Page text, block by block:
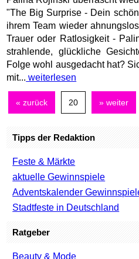
"The Big Surprise - Dein
ihrem Team wieder
Trauer oder Ratlosigkeit -
strahlende, glückliche
Folge wohl ausgedacht hat?
mit... weiterlesen
« zurück 20 » weiter
Tipps der Redaktion
Feste & Märkte
aktuelle Gewinnspiele
Adventskalender
Stadtfeste in Deutschland
Ratgeber
Beauty & Mode